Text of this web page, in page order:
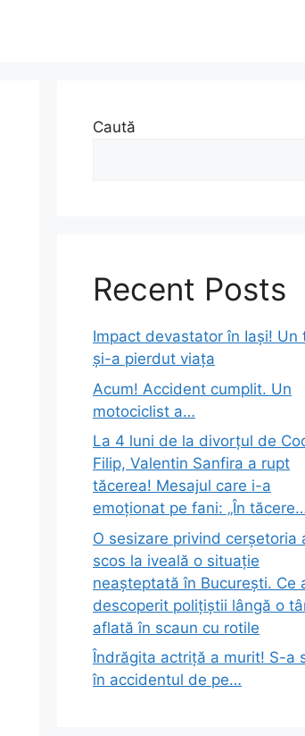
Caută
Recent Posts
Impact devastator în Iași! Un
și-a pierdut viața
Acum! Accident cumplit. Un
motociclist a…
La 4 luni de la divorțul de
Filip, Valentin Sanfira a rupt
tăcerea! Mesajul care i-a
emoționat pe fani: „În
O sesizare privind cerșetoria
scos la iveală o situație
neașteptată în București. Ce
descoperit polițiștii lângă o
aflată în scaun cu rotile
Îndrăgita actriță a murit! S-a
în accidentul de pe…